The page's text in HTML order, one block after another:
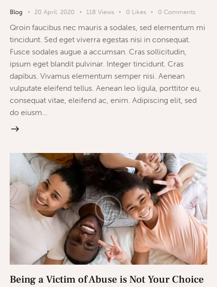
Blog 20 April, 2020 118 Views 0 Likes 0 Comments
Qroin faucibus nec mauris a sodales, sed elementum mi
tincidunt. Sed eget viverra egestas nisi in consequat.
Fusce sodales augue a accumsan. Cras sollicitudin,
ipsum eget blandit pulvinar. Integer tincidunt. Cras
dapibus. Vivamus elementum semper nisi. Aenean
vulputate eleifend tellus. Aenean leo ligula, porttitor eu,
consequat vitae, eleifend ac, enim. Adipiscing elit, sed
do eiusm…
Being a Victim of Abuse is Not Your Choice